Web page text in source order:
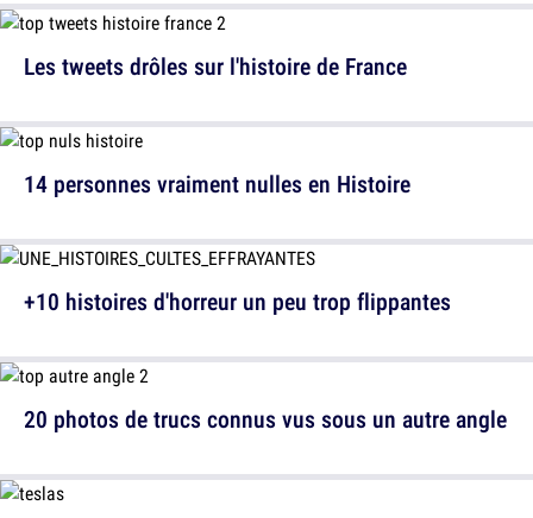
Les tweets drôles sur l'histoire de France
+10 histoires d'horreur un peu trop flippantes
14 personnes vraiment nulles en Histoire
20 photos de trucs connus vus sous un autre angle